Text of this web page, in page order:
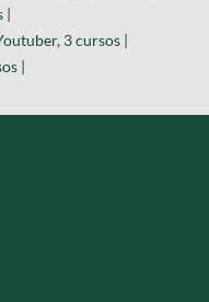
|
3 cursos |
|